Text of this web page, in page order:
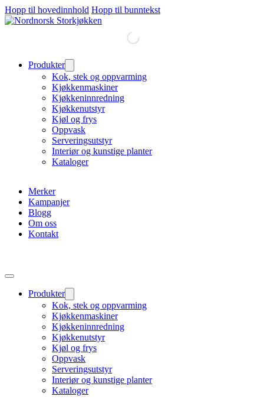
Hopp til hovedinnhold Hopp til bunntekst
Produkter
Kok, stek og oppvarming
Kjøkkenmaskiner
Kjøkkeninnredning
Kjøkkenutstyr
Kjøl og frys
Oppvask
Serveringsutstyr
Interiør og kunstige planter
Kataloger
Merker
Kampanjer
Blogg
Om oss
Kontakt
Produkter
Kok, stek og oppvarming
Kjøkkenmaskiner
Kjøkkeninnredning
Kjøkkenutstyr
Kjøl og frys
Oppvask
Serveringsutstyr
Interiør og kunstige planter
Kataloger